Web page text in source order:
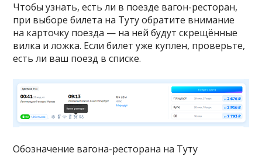
Чтобы узнать, есть ли в поезде вагон-ресторан,
при выборе билета на Туту обратите внимание
на карточку поезда — на ней будут скрещённые
вилка и ложка. Если билет уже куплен, проверьте,
есть ли ваш поезд в списке.
Обозначение вагона-ресторана на Туту